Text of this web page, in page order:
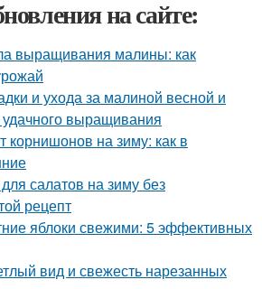
на сайте:
выращивания малины: как
и ухода за малиной весной и
выращивания
корнишонов на зиму: как в
салатов на зиму без
рецепт
яблоки свежими: 5 эффективных
вид и свежесть нарезанных